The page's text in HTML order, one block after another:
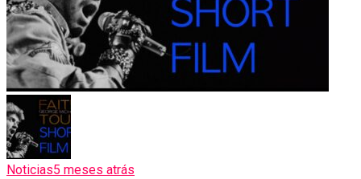
Noticias5 meses atrás